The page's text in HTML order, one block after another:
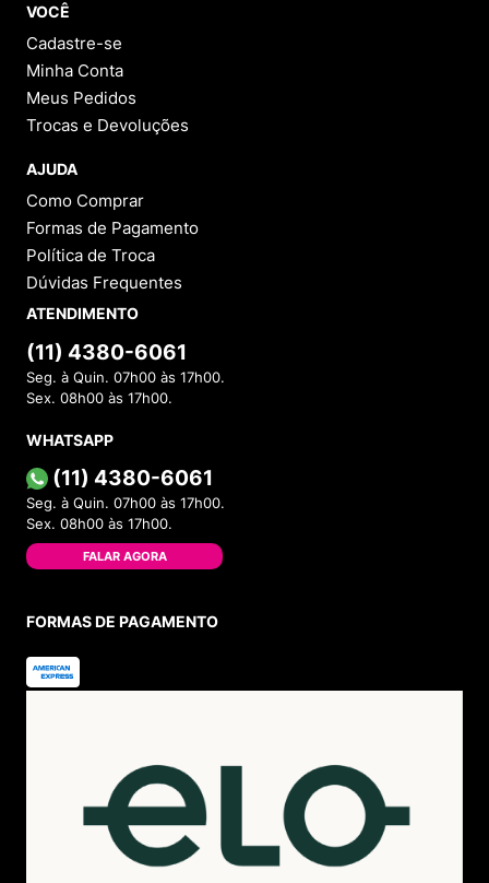
VOCÊ
Cadastre-se
Minha Conta
Meus Pedidos
Trocas e Devoluções
AJUDA
Como Comprar
Formas de Pagamento
Política de Troca
Dúvidas Frequentes
ATENDIMENTO
(11) 4380-6061
Seg. à Quin. 07h00 às 17h00.
Sex. 08h00 às 17h00.
WHATSAPP
(11) 4380-6061
Seg. à Quin. 07h00 às 17h00.
Sex. 08h00 às 17h00.
FALAR AGORA
FORMAS DE PAGAMENTO